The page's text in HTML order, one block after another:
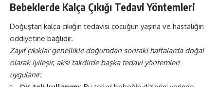
Bebeklerde Kalça Çıkığı Tedavi Yöntemleri
Doğuştan kalça çıkığın tedavisi çocuğun yaşına ve hastalığın
ciddiyetine bağlıdır.
Zayıf çıkıklar genellikle doğumdan sonraki haftalarda doğal
olarak iyileşir, aksi takdirde başka tedavi yöntemleri
uygulanır: